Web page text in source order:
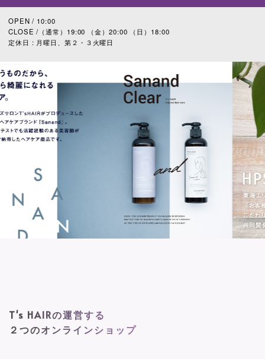
OPEN / 10:00
CLOSE /（通常）19:00 （金）20:00 （日）18:00
定休日 : 月曜日、第２・３火曜日
T's HAIRの運営する
２つのオンラインショップ